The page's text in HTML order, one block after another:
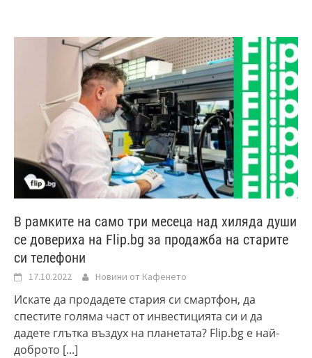
В рамките на само три месеца над хиляда души
се довериха на Flip.bg за продажба на старите
си телефони
17.10.2022 Новини от Кафенето
Искате да продадете стария си смартфон, да
спестите голяма част от инвестицията си и да
дадете глътка въздух на планетата? Flip.bg е най-
доброто [...]